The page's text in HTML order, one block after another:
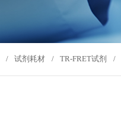
/ 试剂耗材 / TR-FRET试剂 /